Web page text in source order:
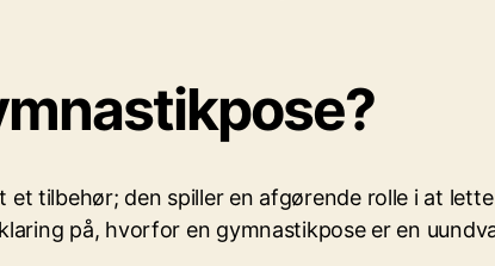
et tilbehør; den spiller en afgørende rolle i at
på, hvorfor en gymnastikpose er en